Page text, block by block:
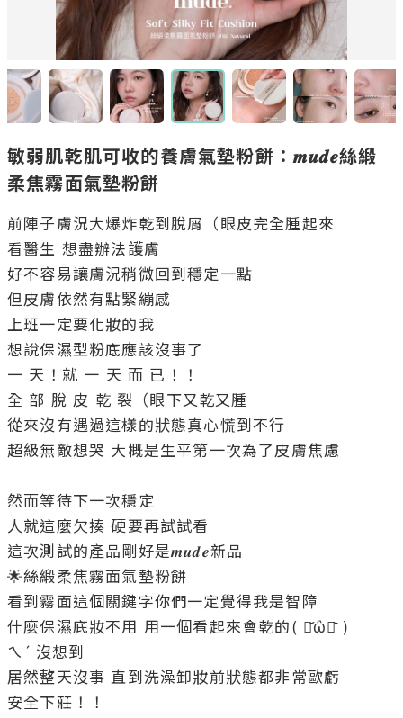
敏弱肌乾肌可收的養膚氣墊粉餅：𝒎𝒖𝒅𝒆絲緞
柔焦霧面氣墊粉餅
前陣子膚況大爆炸乾到脫屑（眼皮完全腫起來
看醫生 想盡辦法護膚
好不容易讓膚況稍微回到穩定一點
但皮膚依然有點緊繃感
上班一定要化妝的我
想說保濕型粉底應該沒事了
一 天！就 一 天 而 已！！
全 部 脫 皮 乾 裂（眼下又乾又腫
從來沒有遇過這樣的狀態真心慌到不行
超級無敵想哭 大概是生平第一次為了皮膚焦慮
然而等待下一次穩定
人就這麼欠揍 硬要再試試看
這次測試的產品剛好是𝒎𝒖𝒅𝒆新品
🌟絲緞柔焦霧面氣墊粉餅
看到霧面這個關鍵字你們一定覺得我是智障
什麼保濕底妝不用 用一個看起來會乾的( ･᷄ὢ･᷅ )
ㄟˊ 沒想到
居然整天沒事 直到洗澡卸妝前狀態都非常歐虧
安全下莊！！